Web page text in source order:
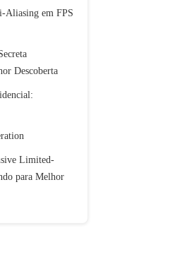
Aliasing em FPS
Descoberta
Limited-
para Melhor